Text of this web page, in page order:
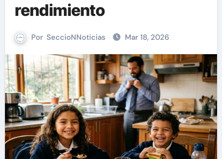
rendimiento
Por SeccioNNoticias Mar 18, 2026